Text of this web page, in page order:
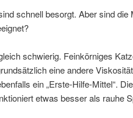
schnell besorgt. Aber sind die
schwierig. Feinkörniges
eine andere
ein „Erste-Hilfe-Mittel“.
etwas besser als rauhe